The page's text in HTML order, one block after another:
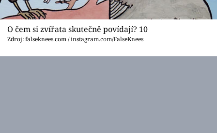
O čem si zvířata skutečně povídají? 10
Zdroj: falseknees.com / instagram.com/FalseKnees